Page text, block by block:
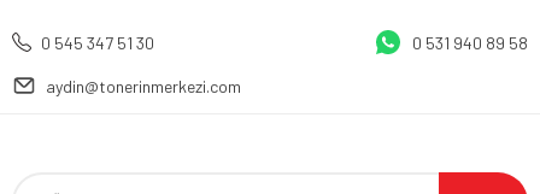
0 545 347 51 30 0 531 940 89 58
aydin@tonerinmerkezi.com